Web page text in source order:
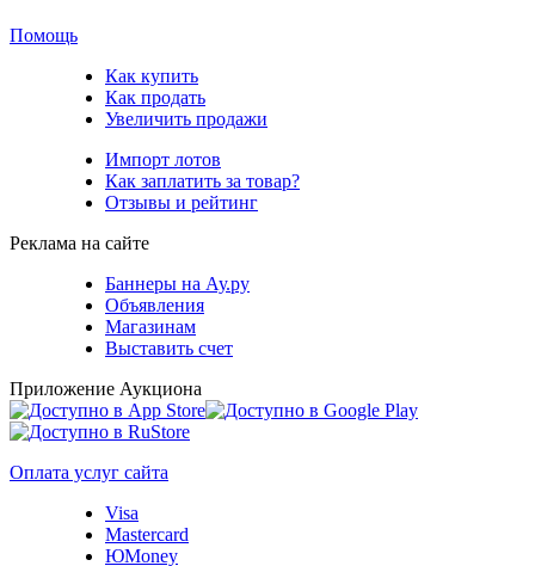
Помощь
Как купить
Как продать
Увеличить продажи
Импорт лотов
Как заплатить за товар?
Отзывы и рейтинг
Реклама на сайте
Баннеры на Ау.ру
Объявления
Магазинам
Выставить счет
Приложение Аукциона
Оплата услуг сайта
Visa
Mastercard
ЮMoney